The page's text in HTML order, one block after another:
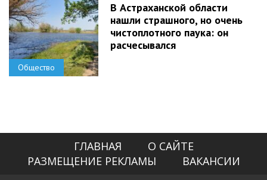
Общество
В Астраханской области
нашли страшного, но очень
чистоплотного паука: он
расчесывался
ГЛАВНАЯ
О САЙТЕ
РАЗМЕЩЕНИЕ РЕКЛАМЫ
ВАКАНСИИ